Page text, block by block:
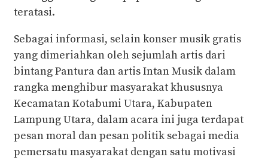
teratasi.
Sebagai informasi, selain konser musik gratis
yang dimeriahkan oleh sejumlah artis dari
bintang Pantura dan artis Intan Musik dalam
rangka menghibur masyarakat khususnya
Kecamatan Kotabumi Utara, Kabupaten
Lampung Utara, dalam acara ini juga terdapat
pesan moral dan pesan politik sebagai media
pemersatu masyarakat dengan satu motivasi